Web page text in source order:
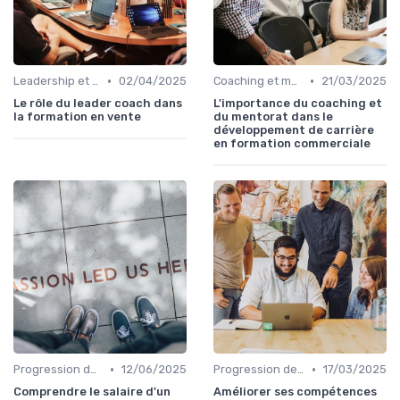
Leadership et management commercial • 02/04/2025
Le rôle du leader coach dans
la formation en vente
Coaching et mentorat •
21/03/2025
L'importance du coaching et
du mentorat dans le
développement de carrière
en formation commerciale
Progression de carrière en vente • 12/06/2025
Comprendre le salaire d'un
Progression de carrière en vente • 17/03/2025
Améliorer ses compétences